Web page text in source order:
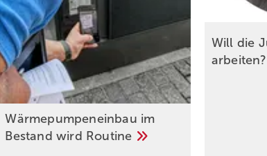
Wärmepumpeneinbau im
Bestand wird Routine
Will die
arbeiten?